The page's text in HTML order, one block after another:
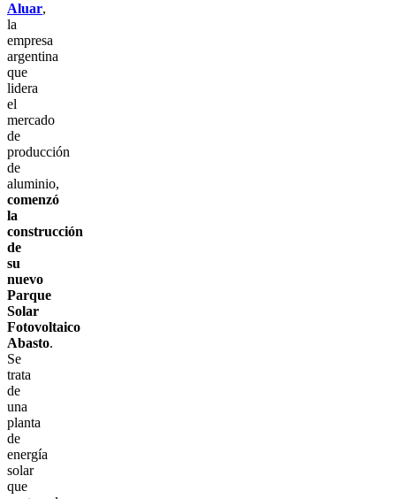
Aluar,
la
empresa
argentina
que
lidera
el
mercado
de
producción
de
aluminio,
comenzó
la
construcción
de
su
nuevo
Parque
Solar
Fotovoltaico
Abasto.
Se
trata
de
una
planta
de
energía
solar
que